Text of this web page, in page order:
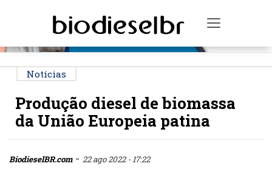
Toggle
Notícias
Produção diesel de biomassa
da União Europeia patina
BiodieselBR.com- 22 ago 2022 - 17:22